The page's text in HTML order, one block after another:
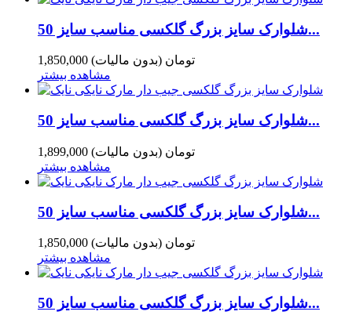
شلوارک سایز بزرگ گلکسی مناسب سایز 50...
1,850,000 تومان (بدون مالیات)
مشاهده بیشتر
شلوارک سایز بزرگ گلکسی مناسب سایز 50...
1,899,000 تومان (بدون مالیات)
مشاهده بیشتر
شلوارک سایز بزرگ گلکسی مناسب سایز 50...
1,850,000 تومان (بدون مالیات)
مشاهده بیشتر
شلوارک سایز بزرگ گلکسی مناسب سایز 50...